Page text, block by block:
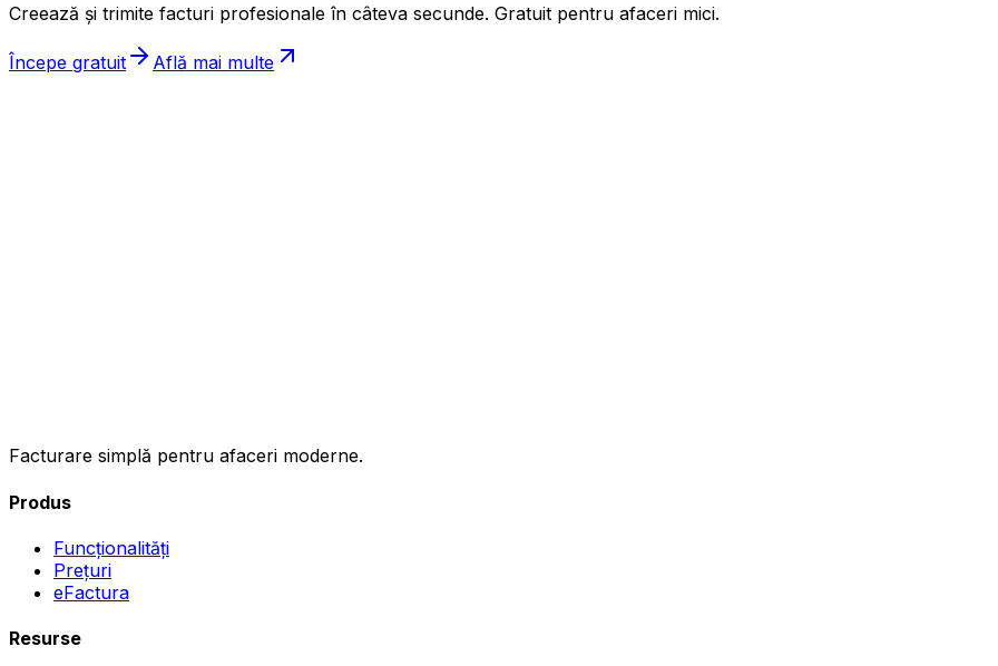
Creează și trimite facturi profesionale în câteva secunde. Gratuit pentru afaceri mici.
Începe gratuit Află mai multe
Facturare simplă pentru afaceri moderne.
Produs
Funcționalități
Prețuri
eFactura
Resurse